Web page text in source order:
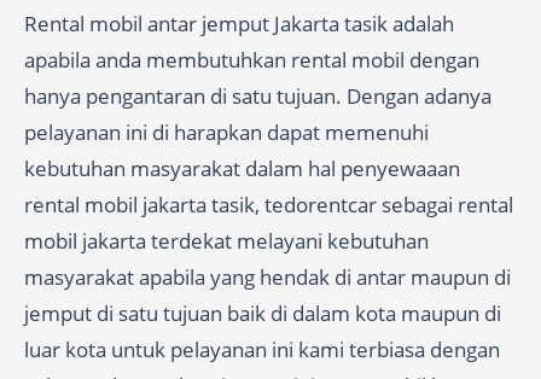
Rental mobil antar jemput Jakarta tasik adalah
apabila anda membutuhkan rental mobil dengan
hanya pengantaran di satu tujuan. Dengan adanya
pelayanan ini di harapkan dapat memenuhi
kebutuhan masyarakat dalam hal penyewaaan
rental mobil jakarta tasik, tedorentcar sebagai rental
mobil jakarta terdekat melayani kebutuhan
masyarakat apabila yang hendak di antar maupun di
jemput di satu tujuan baik di dalam kota maupun di
luar kota untuk pelayanan ini kami terbiasa dengan